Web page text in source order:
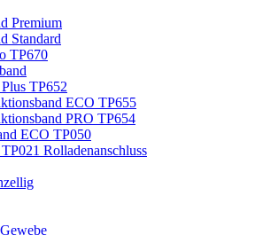
Premium
Standard
TP670
TP652
ECO TP655
PRO TP654
ECO TP050
Rolladenanschluss